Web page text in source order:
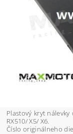
Plastový kryt
RX510/ X5/ X6.
Číslo originálneho